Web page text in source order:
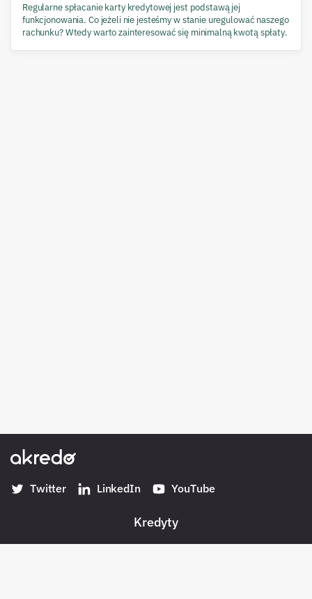
Regularne spłacanie karty kredytowej jest podstawą jej
funkcjonowania. Co jeżeli nie jesteśmy w stanie uregulować naszego
rachunku? Wtedy warto zainteresować się minimalną kwotą spłaty.
Twitter LinkedIn YouTube
Kredyty